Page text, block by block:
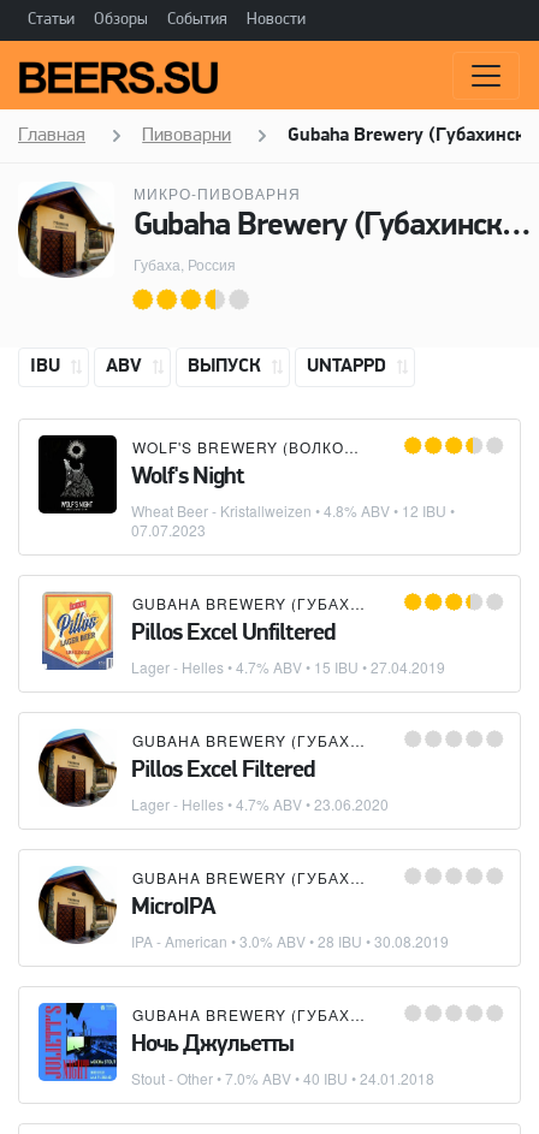
Статьи Обзоры События Новости
Главная Пивоварни Gubaha Brewery
МИКРО-ПИВОВАРНЯ
Gubaha Brewery (Губахинская Пивоварня)
Губаха, Россия
IBU ABV ВЫПУСК UNTAPPD
WOLF'S BREWERY (ВОЛКОВСКАЯ ПИВОВАРНЯ)
Wolf's Night
Wheat Beer - Kristallweizen • 4.8% ABV • 12 IBU •
07.07.2023
GUBAHA BREWERY (ГУБАХИНСКАЯ ПИВОВАРНЯ)
Pillos Excel Unfiltered
Lager - Helles• 4.7% ABV • 15 IBU •27.04.2019
GUBAHA BREWERY (ГУБАХИНСКАЯ ПИВОВАРНЯ)
Pillos Excel Filtered
Lager - Helles• 4.7% ABV •23.06.2020
GUBAHA BREWERY (ГУБАХИНСКАЯ ПИВОВАРНЯ)
MicroIPA
IPA - American • 3.0% ABV • 28 IBU •30.08.2019
GUBAHA BREWERY (ГУБАХИНСКАЯ ПИВОВАРНЯ)
Ночь Джульетты
Stout - Other• 7.0% ABV • 40 IBU •24.01.2018